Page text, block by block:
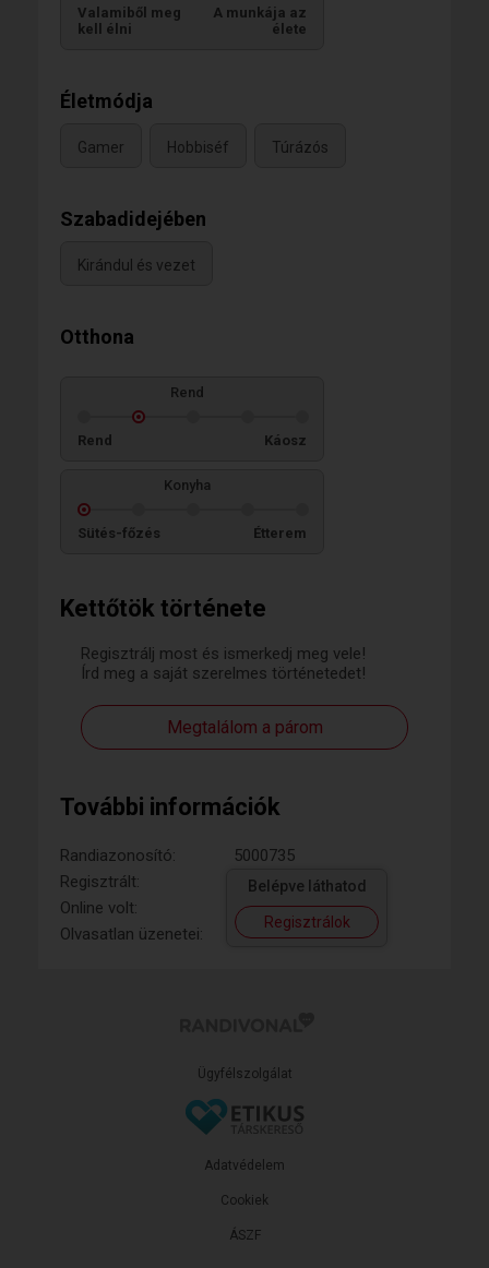
Kettőtök története
Regisztrálj most és ismerkedj meg vele!
Írd meg a saját szerelmes történetedet!
Megtalálom a párom
További információk
Randiazonosító:
5000735
Regisztrált:
Online volt:
Olvasatlan üzenetei:
Belépve láthatod
Regisztrálok
Valamiből meg
kell élni
A munkája az
élete
Életmódja
Gamer Hobbiséf Túrázós
Szabadidejében
Kirándul és vezet
Otthona
Rend
Rend Káosz
Konyha
Sütés-főzés Étterem
Ügyfélszolgálat
ÁSZF
Adatvédelem
Cookiek